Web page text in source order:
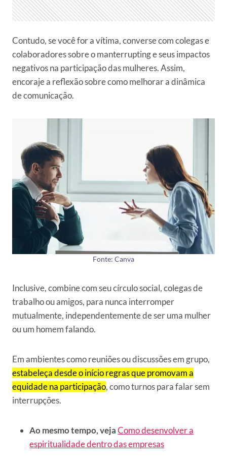
Contudo, se você for a vítima, converse com colegas e
colaboradores sobre o manterrupting e seus impactos
negativos na participação das mulheres. Assim,
encoraje a reflexão sobre como melhorar a dinâmica
de comunicação.
Fonte: Canva
Inclusive, combine com seu círculo social, colegas de
trabalho ou amigos, para nunca interromper
mutualmente, independentemente de ser uma mulher
ou um homem falando.
Em ambientes como reuniões ou discussões em grupo,
estabeleça desde o início regras que promovam a
equidade na participação, como turnos para falar sem
interrupções.
Ao mesmo tempo, vejaComo desenvolver a
espiritualidade dentro das empresas